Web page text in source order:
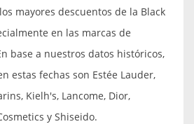
mayores descuentos de la Black
en las marcas de
base a nuestros datos históricos,
estas fechas son Estée Lauder,
Kielh's, Lancome, Dior,
y Shiseido.